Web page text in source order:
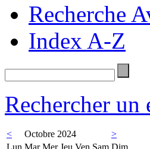
Recherche
Index A-Z
Rechercher un
< Octobre 2024
>
Lun Mar Mer Jeu Ven Sam Dim